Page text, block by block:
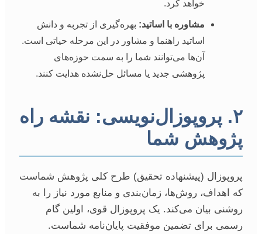
خواهد کرد.
مشاوره با اساتید: بهره‌گیری از تجربه و دانش
اساتید راهنما و مشاور در این مرحله حیاتی است.
آن‌ها می‌توانند شما را به سمت حوزه‌های
پژوهشی جدید یا مسائل حل‌نشده هدایت کنند.
۲. پروپوزال‌نویسی: نقشه راه
پژوهش شما
پروپوزال (پیشنهاده تحقیق) طرح کلی پژوهش شماست
که اهداف، روش‌ها، زمان‌بندی و منابع مورد نیاز را به
روشنی بیان می‌کند. یک پروپوزال قوی، اولین گام
رسمی برای تضمین موفقیت پایان‌نامه شماست.